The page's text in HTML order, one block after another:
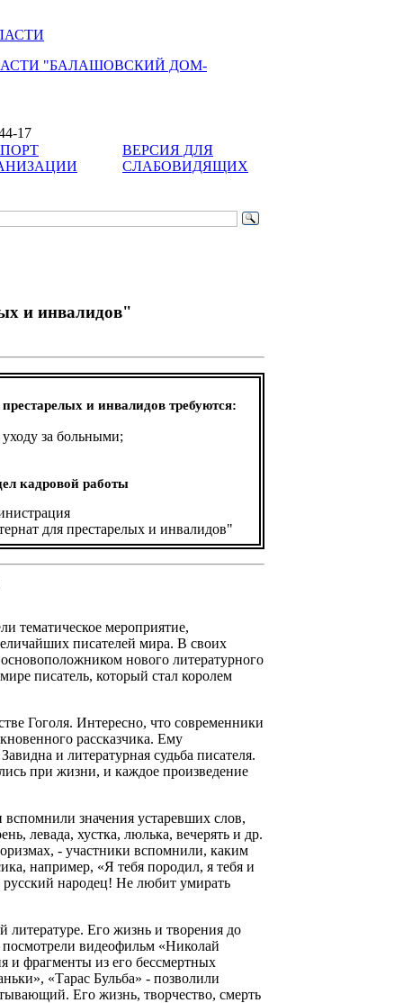
"БАЛАШОВСКИЙ ДОМ-
17
ВЕРСИЯ ДЛЯ
СЛАБОВИДЯЩИХ
и инвалидов"
и инвалидов требуются:
за больными;
кадровой работы
для престарелых и инвалидов"
тематическое мероприятие,
писателей мира. В своих
нового литературного
писатель, который стал королем
Гоголя. Интересно, что современники
рассказчика. Ему
и литературная судьба писателя.
при жизни, и каждое произведение
значения устаревших слов,
левада, хустка, люлька, вечерять и др.
- участники вспомнили, каким
например, «Я тебя породил, я тебя и
народец! Не любит умирать
литературе. Его жизнь и творения до
видеофильм «Николай
и фрагменты из его бессмертных
«Тарас Бульба» - позволили
Его жизнь, творчество, смерть